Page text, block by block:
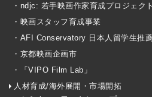
・ndjc: 若手映画作家育成プロジェクト
・映画スタッフ育成事業
・AFI Conservatory 日本人留学生推
・京都映画企画市
・「VIPO Film Lab」
人材育成/海外展開・市場開拓